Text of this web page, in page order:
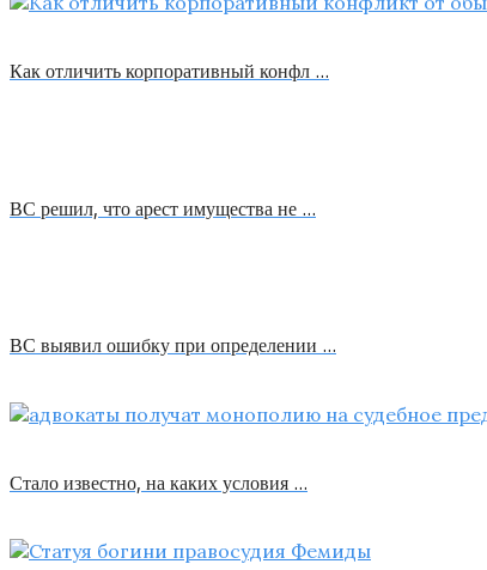
Как отличить корпоративный конфл …
ВС решил, что арест имущества не …
ВС выявил ошибку при определении …
Стало известно, на каких условия …